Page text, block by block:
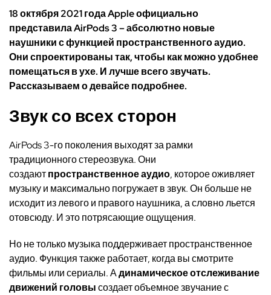
18 октября 2021 года Apple официально
представила AirPods 3 – абсолютно новые
наушники с функцией пространственного аудио.
Они спроектированы так, чтобы как можно удобнее
помещаться в ухе. И лучше всего звучать.
Рассказываем о девайсе подробнее.
Звук со всех сторон
AirPods 3-го поколения выходят за рамки
традиционного стереозвука. Они
создаютпространственное аудио, которое оживляет
музыку и максимально погружает в звук. Он больше не
исходит из левого и правого наушника, а словно льется
отовсюду. И это потрясающие ощущения.
Но не только музыка поддерживает пространственное
аудио. Функция также работает, когда вы смотрите
фильмы или сериалы. Адинамическое отслеживание
движений головысоздает объемное звучание с